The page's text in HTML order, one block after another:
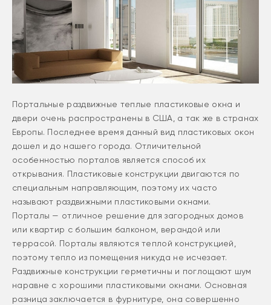
Портальные раздвижные теплые пластиковые окна и
двери очень распространены в США, а так же в странах
Европы. Последнее время данный вид пластиковых окон
дошел и до нашего города. Отличительной
особенностью порталов является способ их
открывания. Пластиковые конструкции двигаются по
специальным направляющим, поэтому их часто
называют раздвижными пластиковыми окнами.
Порталы — отличное решение для загородных домов
или квартир с большим балконом, верандой или
террасой. Порталы являются теплой конструкцией,
поэтому тепло из помещения никуда не исчезает.
Раздвижные конструкции герметичны и поглощают шум
наравне с хорошими пластиковыми окнами. Основная
разница заключается в фурнитуре, она совершенно